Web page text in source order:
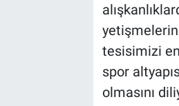
tesisimizi
spor
olmasını